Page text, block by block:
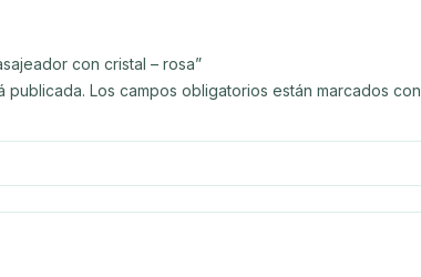
con cristal – rosa”
publicada. Los campos obligatorios están marcados con